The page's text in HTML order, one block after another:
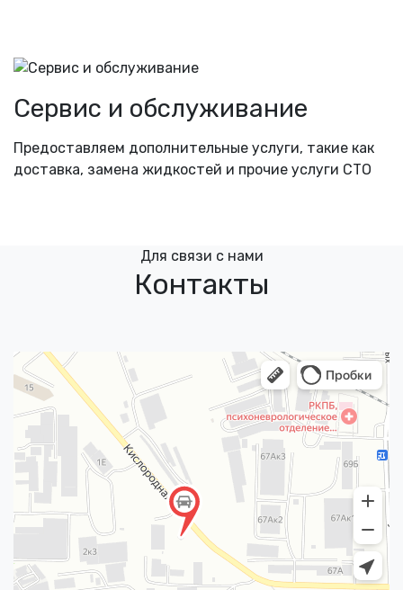
Сервис и обслуживание
Предоставляем дополнительные услуги, такие как
доставка, замена жидкостей и прочие услуги СТО
Для связи с нами
Контакты